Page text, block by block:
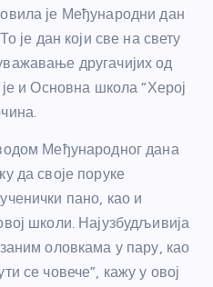
је Међународни дан
је дан који све на свету
другачијих од
и Основна школа “Херој
Међународног дана
да своје поруке
пано, као и
школи. Најузбудљивија
оловкама у пару, као
се човече”, кажу у овој